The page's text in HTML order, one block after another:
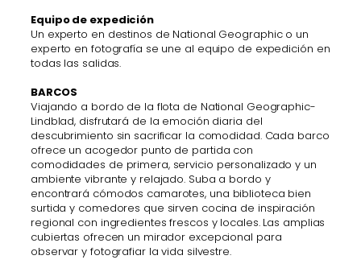
Equipo de expedición
Un experto en destinos de National Geographic o un
experto en fotografía se une al equipo de expedición en
todas las salidas.
BARCOS
Viajando a bordo de la flota de National Geographic-
Lindblad, disfrutará de la emoción diaria del
descubrimiento sin sacrificar la comodidad. Cada barco
ofrece un acogedor punto de partida con
comodidades de primera, servicio personalizado y un
ambiente vibrante y relajado. Suba a bordo y
encontrará cómodos camarotes, una biblioteca bien
surtida y comedores que sirven cocina de inspiración
regional con ingredientes frescos y locales. Las amplias
cubiertas ofrecen un mirador excepcional para
observar y fotografiar la vida silvestre.